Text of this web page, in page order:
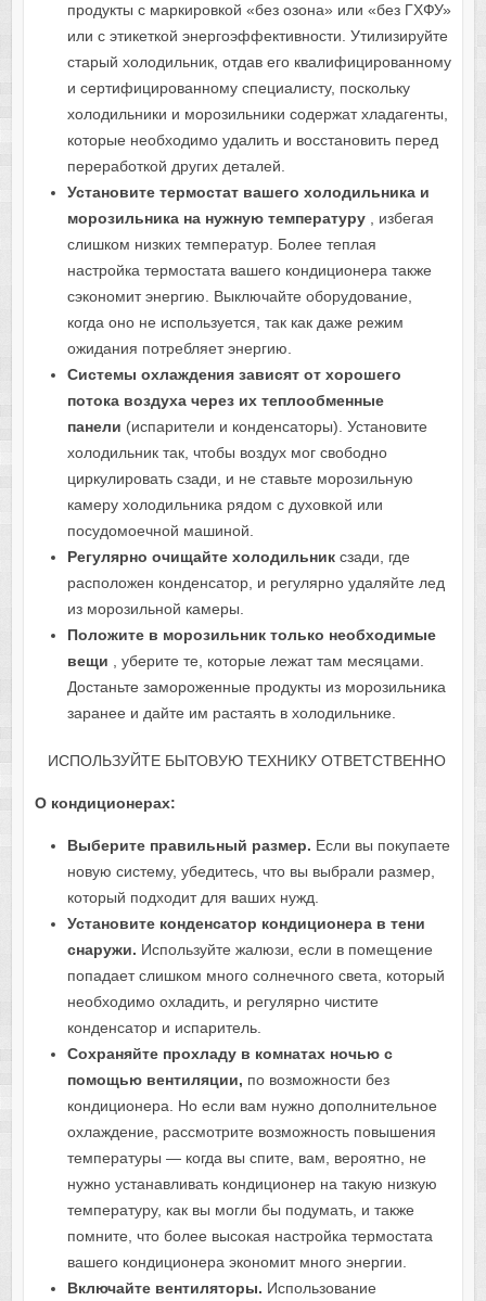
продукты с маркировкой «без озона» или «без ГХФУ»
или с этикеткой энергоэффективности. Утилизируйте
старый холодильник, отдав его квалифицированному
и сертифицированному специалисту, поскольку
холодильники и морозильники содержат хладагенты,
которые необходимо удалить и восстановить перед
переработкой других деталей.
Установите термостат вашего холодильника и
морозильника на нужную температуру, избегая
слишком низких температур. Более теплая
настройка термостата вашего кондиционера также
сэкономит энергию. Выключайте оборудование,
когда оно не используется, так как даже режим
ожидания потребляет энергию.
Системы охлаждения зависят от хорошего
потока воздуха через их теплообменные
панели (испарители и конденсаторы). Установите
холодильник так, чтобы воздух мог свободно
циркулировать сзади, и не ставьте морозильную
камеру холодильника рядом с духовкой или
посудомоечной машиной.
Регулярно очищайте холодильниксзади, где
расположен конденсатор, и регулярно удаляйте лед
из морозильной камеры.
Положите в морозильник только необходимые
вещи , уберите те, которые лежат там месяцами.
Достаньте замороженные продукты из морозильника
заранее и дайте им растаять в холодильнике.
ИСПОЛЬЗУЙТЕ БЫТОВУЮ ТЕХНИКУ ОТВЕТСТВЕННО
О кондиционерах:
Выберите правильный размер. Если вы покупаете
новую систему, убедитесь, что вы выбрали размер,
который подходит для ваших нужд.
Установите конденсатор кондиционера в тени
снаружи. Используйте жалюзи, если в помещение
попадает слишком много солнечного света, который
необходимо охладить, и регулярно чистите
конденсатор и испаритель.
Сохраняйте прохладу в комнатах ночью с
помощью вентиляции, по возможности без
кондиционера. Но если вам нужно дополнительное
охлаждение, рассмотрите возможность повышения
температуры — когда вы спите, вам, вероятно, не
нужно устанавливать кондиционер на такую ​​низкую
температуру, как вы могли бы подумать, и также
помните, что более высокая настройка термостата
вашего кондиционера экономит много энергии.
Включайте вентиляторы. Использование